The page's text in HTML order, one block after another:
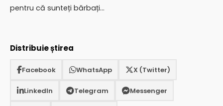
pentru că sunteți bărbați…
Distribuie știrea
Facebook WhatsApp X (Twitter)
LinkedIn Telegram Messenger